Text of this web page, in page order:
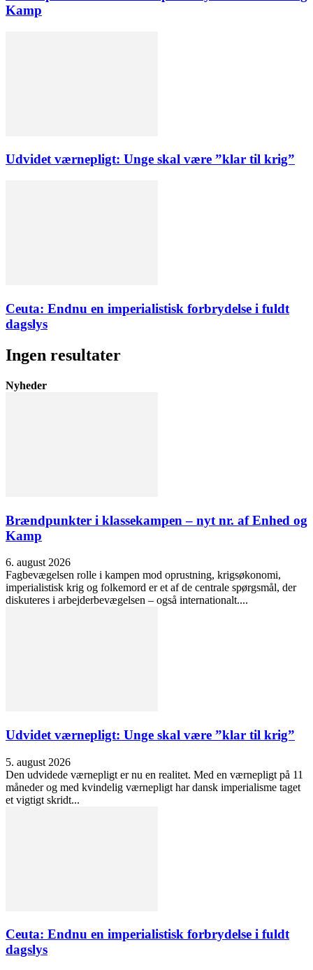
Kamp
Udvidet værnepligt: Unge skal være ”klar til krig”
Ceuta: Endnu en imperialistisk forbrydelse i fuldt
dagslys
Ingen resultater
Nyheder
Brændpunkter i klassekampen – nyt nr. af Enhed og
Kamp
6. august 2026
Fagbevægelsen rolle i kampen mod oprustning, krigsøkonomi,
imperialistisk krig og folkemord er et af de centrale spørgsmål, der
diskuteres i arbejderbevægelsen – også internationalt....
Udvidet værnepligt: Unge skal være ”klar til krig”
5. august 2026
Den udvidede værnepligt er nu en realitet. Med en værnepligt på 11
måneder og med kvindelig værnepligt har dansk imperialisme taget
et vigtigt skridt...
Ceuta: Endnu en imperialistisk forbrydelse i fuldt
dagslys